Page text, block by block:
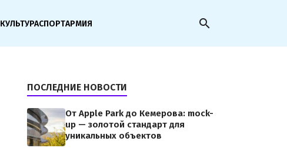
КУЛЬТУРАСПОРТАРМИЯ search
ПОСЛЕДНИЕ НОВОСТИ
От Apple Park до Кемерова: mock-
up — золотой стандарт для
уникальных объектов